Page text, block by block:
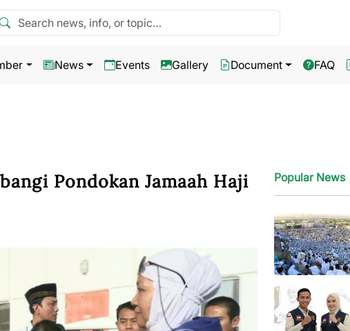
news
News Events Gallery Document FAQ
Pondokan Jamaah Haji Popular News